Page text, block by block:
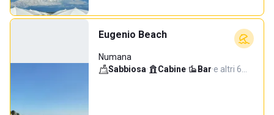
Eugenio Beach
Numana
Sabbiosa· Cabine· Bar·e altri 6…